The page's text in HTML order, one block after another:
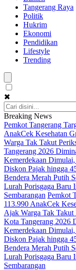
Tangerang Raya
Politik
Hukrim
Ekonomi
Pendidikan
Lifestyle
Trending
✖
Breaking News
Pemkot Tangerang
AnakCek Kesehatan
Warga Tak Takut
Tangerang 2026
Kemerdekaan
Diskon Pajak hingga
Bendera Merah Putih
Lurah Porisgaga Baru
Sembarangan Pemkot
113.990 AnakCek
Ajak Warga Tak Takut
Kota Tangerang 2026
Kemerdekaan
Diskon Pajak hingga
Bendera Merah Putih
Lurah Porisgaga Baru
Sembarangan